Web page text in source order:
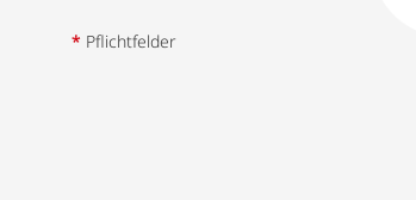
* Pflichtfelder